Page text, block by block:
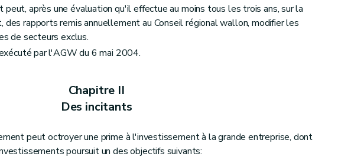
peut, après une évaluation qu'il effectue au moins tous les trois ans, sur la
des rapports remis annuellement au Conseil régional wallon, modifier les
de secteurs exclus.
par l'AGW du 6 mai 2004.
Chapitre II
Des incitants
peut octroyer une prime à l'investissement à la grande entreprise, dont
poursuit un des objectifs suivants: